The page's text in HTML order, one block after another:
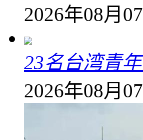
2026年08月
23名台湾青
2026年08月